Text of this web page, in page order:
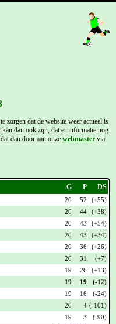
zorgen dat de website weer actueel is
dan ook zijn, dat er informatie nog
dan door aan onze webmaster via
G P DS
20 52
(+55)
20 44
(+38)
20 43
(+54)
20 43
(+34)
20 36
(+26)
20 31
(+7)
19 26
(+13)
19 19
(-12)
19 16
(-24)
20 4 (-101)
19 3 (-90)